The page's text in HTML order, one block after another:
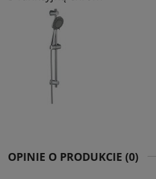
OPINIE O PRODUKCIE (0)